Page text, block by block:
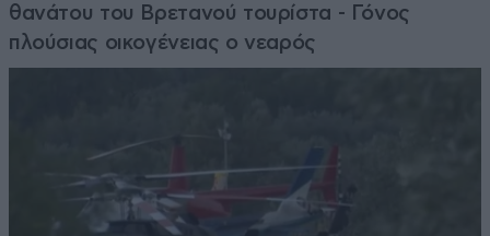
θανάτου του Βρετανού τουρίστα - Γόνος
πλούσιας οικογένειας ο νεαρός